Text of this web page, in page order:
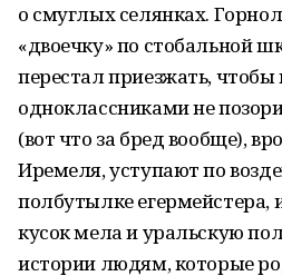
о смуглых селянках.
«двоечку» по стобальной
перестал приезжать, чтобы
одноклассниками не
(вот что за бред вообще),
Иремеля, уступают по
полбутылке егермейстера,
кусок мела и уральскую
истории людям, которые